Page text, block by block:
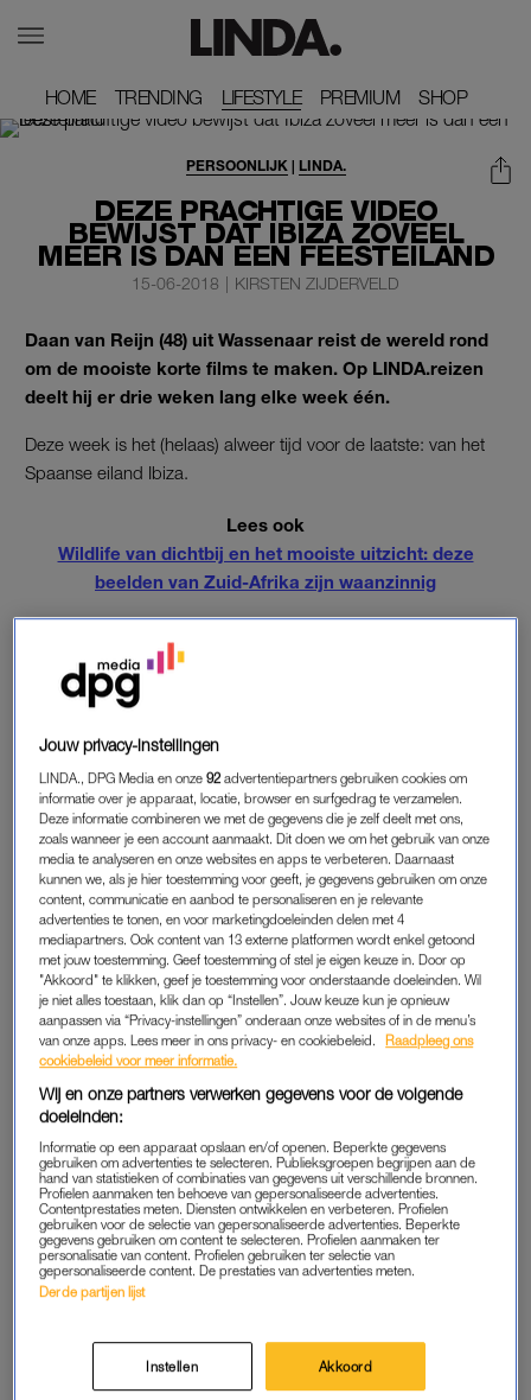
HOME
HOME TRENDING
TRENDING LIFESTYLE PREMIUM
PREMIUM SHOP
SHOP
DEZE PRACHTIGE VIDEO
BEWIJST DAT IBIZA ZOVEEL
MEER IS DAN EEN FEESTEILAND
PERSOONLIJK| LINDA.
15-06-2018 | KIRSTEN ZIJDERVELD
Daan van Reijn (48) uit Wassenaar reist de wereld rond
om de mooiste korte films te maken. Op LINDA.reizen
deelt hij er drie weken lang elke week één.
Deze week is het (helaas) alweer tijd voor de laatste: van het
Spaanse eiland Ibiza.
Lees ook
Wildlife van dichtbij en het mooiste uitzicht: deze
beelden van Zuid-Afrika zijn waanzinnig
IBIZA OP Z’N MOOIST
We trapten Daans miniserie op LINDA.reizen af
week liet hij ons zienhoe ontzettend mooi Zuid-Afrika is
de film van deze week, die Daan op Ibiza maakte, vertelt
hij: “Mijn gezin en ik vonden Ibiza een plek waar de tijd
stilstaat. Achter elk hoekje schuilt iets interessants.”
NIET ALLEEN FEESTEN OP IBIZA
In de video zie je onder andere Cala Taride, Benirrás Beach,
Las Salinas en de bekende hippiemarkt. Voor Daan is Ibiza zo
veel meer dan een plek om te feesten. “Ik was heel erg onder
de indruk van de mooie zandstranden, het helderblauwe
water en de verborgen baaitjes.”
Je kuntalles van Daan hier volgen via Facebook
- Video player -
Jouw privacy-instellingen
LINDA., DPG Media en onze92 advertentiepartners gebruiken cookies om
informatie over je apparaat, locatie, browser en surfgedrag te verzamelen.
Deze informatie combineren we met de gegevens die je zelf deelt met ons,
zoals wanneer je een account aanmaakt. Dit doen we om het gebruik van onze
media te analyseren en onze websites en apps te verbeteren. Daarnaast
kunnen we, als je hier toestemming voor geeft, je gegevens gebruiken om onze
content, communicatie en aanbod te personaliseren en je relevante
advertenties te tonen, en voor marketingdoeleinden delen met 4
mediapartners. Ook content van 13 externe platformen wordt enkel getoond
met jouw toestemming. Geef toestemming of stel je eigen keuze in. Door op
"Akkoord" te klikken, geef je toestemming voor onderstaande doeleinden. Wil
je niet alles toestaan, klik dan op “Instellen”. Jouw keuze kun je opnieuw
aanpassen via “Privacy-instellingen” onderaan onze websites of in de menu’s
van onze apps. Lees meer in ons privacy- en cookiebeleid.
Raadpleeg ons
cookiebeleid voor meer informatie.
Wij en onze partners verwerken gegevens voor de volgende
doeleinden:
Informatie op een apparaat opslaan en/of openen. Beperkte gegevens
gebruiken om advertenties te selecteren. Publieksgroepen begrijpen aan de
hand van statistieken of combinaties van gegevens uit verschillende bronnen.
Profielen aanmaken ten behoeve van gepersonaliseerde advertenties.
Contentprestaties meten. Diensten ontwikkelen en verbeteren. Profielen
gebruiken voor de selectie van gepersonaliseerde advertenties. Beperkte
gegevens gebruiken om content te selecteren. Profielen aanmaken ter
personalisatie van content. Profielen gebruiken ter selectie van
gepersonaliseerde content. De prestaties van advertenties meten.
Derde partijen lijst
Instellen Akkoord